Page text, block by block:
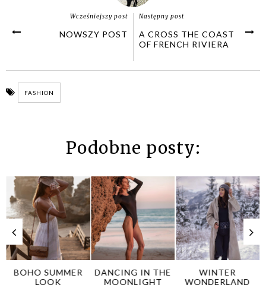
Wcześniejszy post
NOWSZY POST
Następny post
A CROSS THE COAST
OF FRENCH RIVIERA
FASHION
Podobne posty:
BOHO SUMMER
LOOK
DANCING IN THE
MOONLIGHT
WINTER
WONDERLAND